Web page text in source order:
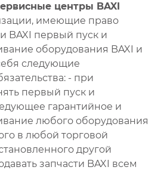
центры BAXI
имеющие право
BAXI первый пуск и
оборудования BAXI и
следующие
- при
первый пуск и
гарантийное и
любого оборудования
в любой торговой
другой
запчасти BAXI всем